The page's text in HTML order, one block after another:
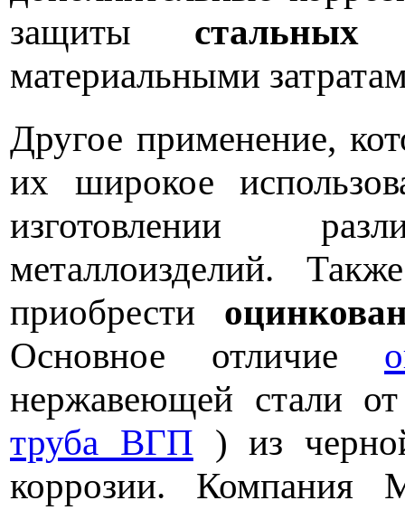
защиты
материальными
Другое применение,
их широкое
изготовлении
металлоизделий.
приобрести
Основное отличие
нержавеющей стали
труба ВГП ) из
коррозии. Компания